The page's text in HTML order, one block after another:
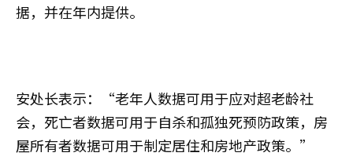
据，并在年内提供。
安处长表示：“老年人数据可用于应对超老龄社
会，死亡者数据可用于自杀和孤独死预防政策，房
屋所有者数据可用于制定居住和房地产政策。”